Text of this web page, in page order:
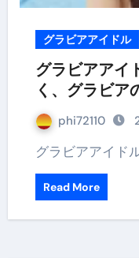
グラビアアイドル
グラビアアイ
く、グラビア
phi72110
グラビアアイ
Read More